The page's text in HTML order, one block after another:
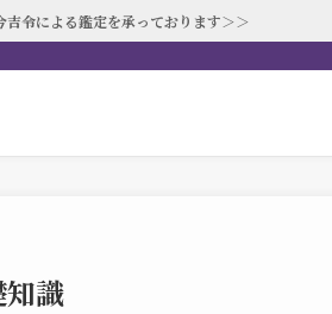
令による鑑定を承っております＞＞
識